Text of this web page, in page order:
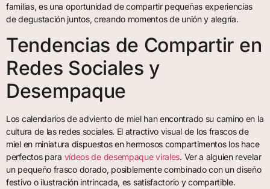
familias, es una oportunidad de compartir pequeñas experiencias
de degustación juntos, creando momentos de unión y alegría.
Tendencias de Compartir en
Redes Sociales y
Desempaque
Los calendarios de adviento de miel han encontrado su camino en la
cultura de las redes sociales. El atractivo visual de los frascos de
miel en miniatura dispuestos en hermosos compartimentos los hace
perfectos para vídeos de desempaque virales. Ver a alguien revelar
un pequeño frasco dorado, posiblemente combinado con un diseño
festivo o ilustración intrincada, es satisfactorio y compartible.